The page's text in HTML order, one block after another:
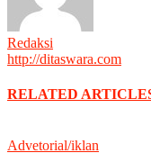
Redaksi
http://ditaswara.com
RELATED
Advetorial/iklan